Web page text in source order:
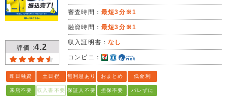
評価 :4.2
審査時間： 最短3分※1
融資時間： 最短3分※1
収入証明書：なし
コンビニ：
即日融資 土日祝 無利息あり おまとめ 低金利
来店不要 収入書不要 保証人不要 担保不要 バレずに